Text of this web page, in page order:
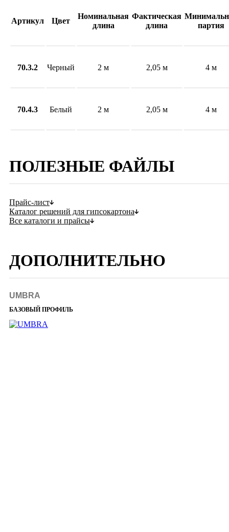
Артикул Цвет
Номинальная
длина
Фактическая
длина
партия
70.3.2 Черный 2 м 2,05 м 4 м
70.4.3 Белый 2 м 2,05 м 4 м
ПОЛЕЗНЫЕ ФАЙЛЫ
Прайс-лист
Каталог решений для гипсокартона
Все каталоги и прайсы
ДОПОЛНИТЕЛЬНО
UMBRA
БАЗОВЫЙ ПРОФИЛЬ